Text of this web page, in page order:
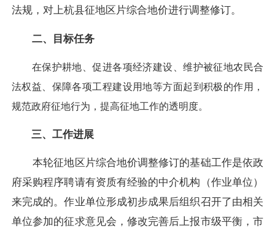
法规，对上杭县征地区片综合地价进行调整修订。
二、目标任务
在保护耕地、促进各项经济建设、维护被征地农民合
法权益、保障各项工程建设用地等方面起到积极的作用，
规范政府征地行为，提高征地工作的透明度。
三、工作进展
本轮征地区片综合地价调整修订的基础工作是依政
府采购程序聘请有资质有经验的中介机构（作业单位）
来完成的。作业单位形成初步成果后组织召开了由相关
单位参加的征求意见会，修改完善后上报市级平衡，市